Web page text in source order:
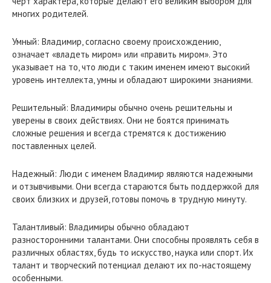
многих родителей.
Умный: Владимир, согласно своему происхождению,
означает «владеть миром» или «править миром». Это
указывает на то, что люди с таким именем имеют высокий
уровень интеллекта, умны и обладают широкими знаниями.
Решительный: Владимиры обычно очень решительны и
уверены в своих действиях. Они не боятся принимать
сложные решения и всегда стремятся к достижению
поставленных целей.
Надежный: Люди с именем Владимир являются надежными
и отзывчивыми. Они всегда стараются быть поддержкой для
своих близких и друзей, готовы помочь в трудную минуту.
Талантливый: Владимиры обычно обладают
разносторонними талантами. Они способны проявлять себя в
различных областях, будь то искусство, наука или спорт. Их
талант и творческий потенциал делают их по-настоящему
особенными.